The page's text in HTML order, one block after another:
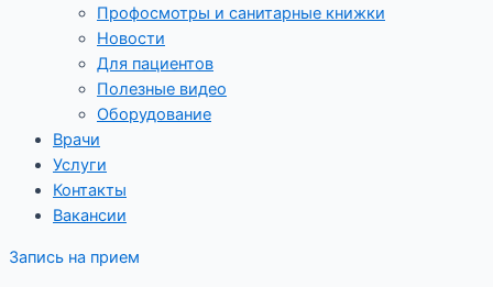
Профосмотры и санитарные книжки
Новости
Для пациентов
Полезные видео
Оборудование
Врачи
Услуги
Контакты
Вакансии
Запись на прием